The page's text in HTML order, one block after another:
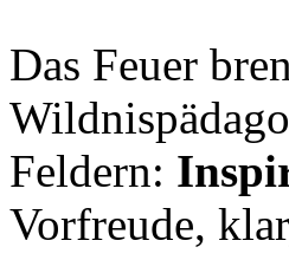
Das Feuer
Feldern:
Vorfreude,